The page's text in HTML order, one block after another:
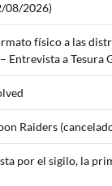
08/2026)
físico a las
Entrevista a Tesura
Raiders
por el sigilo, la